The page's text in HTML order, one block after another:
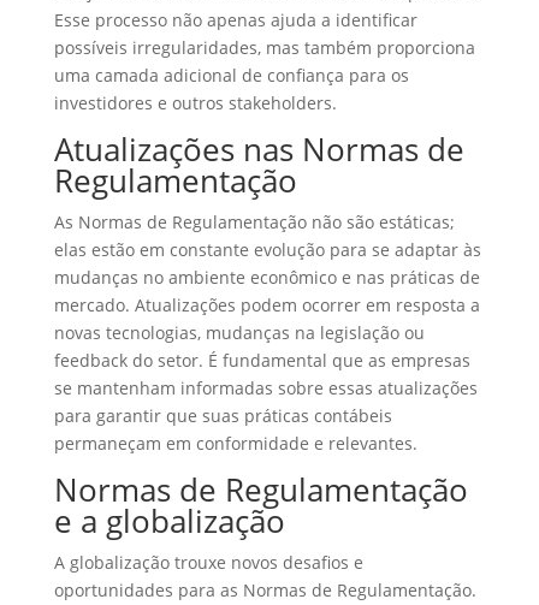
Esse processo não apenas ajuda a identificar
possíveis irregularidades, mas também proporciona
uma camada adicional de confiança para os
investidores e outros stakeholders.
Atualizações nas Normas de
Regulamentação
As Normas de Regulamentação não são estáticas;
elas estão em constante evolução para se adaptar às
mudanças no ambiente econômico e nas práticas de
mercado. Atualizações podem ocorrer em resposta a
novas tecnologias, mudanças na legislação ou
feedback do setor. É fundamental que as empresas
se mantenham informadas sobre essas atualizações
para garantir que suas práticas contábeis
permaneçam em conformidade e relevantes.
Normas de Regulamentação
e a globalização
A globalização trouxe novos desafios e
oportunidades para as Normas de Regulamentação.